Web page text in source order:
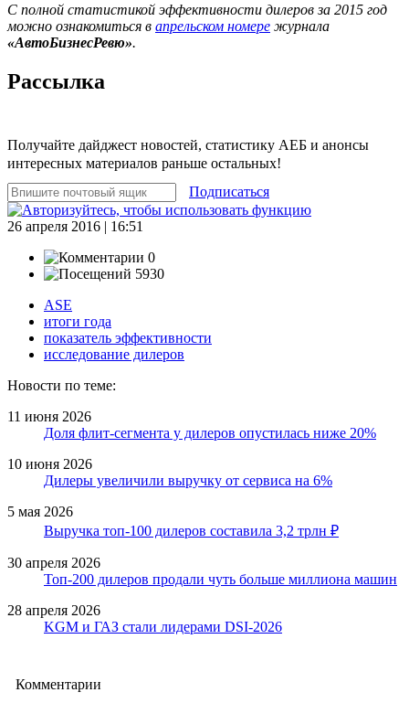
С полной статистикой эффективности дилеров за 2015 год
можно ознакомиться в апрельском номере журнала
«АвтоБизнесРевю».
Рассылка
Получайте дайджест новостей, статистику АЕБ и анонсы
интересных материалов раньше остальных!
Подписаться
26 апреля 2016 | 16:51
0
5930
ASE
итоги года
показатель эффективности
исследование дилеров
Новости по теме:
11 июня 2026
Доля флит-сегмента у дилеров опустилась ниже 20%
10 июня 2026
Дилеры увеличили выручку от сервиса на 6%
5 мая 2026
Выручка топ-100 дилеров составила 3,2 трлн ₽
30 апреля 2026
Топ-200 дилеров продали чуть больше миллиона машин
28 апреля 2026
KGM и ГАЗ стали лидерами DSI-2026
Комментарии